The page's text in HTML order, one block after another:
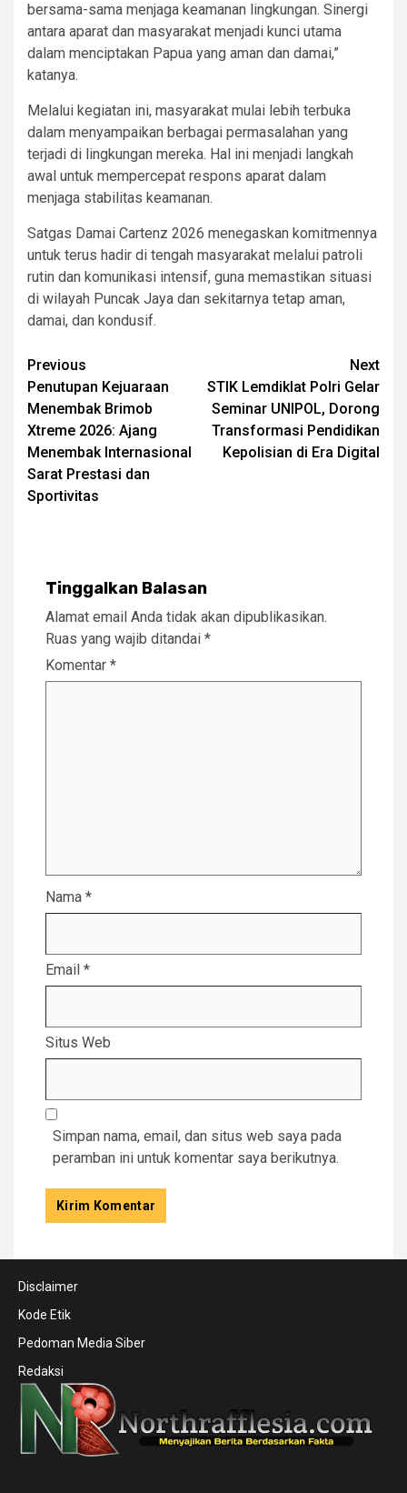
bersama-sama menjaga keamanan lingkungan. Sinergi
antara aparat dan masyarakat menjadi kunci utama
dalam menciptakan Papua yang aman dan damai,”
katanya.
Melalui kegiatan ini, masyarakat mulai lebih terbuka
dalam menyampaikan berbagai permasalahan yang
terjadi di lingkungan mereka. Hal ini menjadi langkah
awal untuk mempercepat respons aparat dalam
menjaga stabilitas keamanan.
Satgas Damai Cartenz 2026 menegaskan komitmennya
untuk terus hadir di tengah masyarakat melalui patroli
rutin dan komunikasi intensif, guna memastikan situasi
di wilayah Puncak Jaya dan sekitarnya tetap aman,
damai, dan kondusif.
Post
navigation
Previous
Penutupan Kejuaraan
Menembak Brimob
Xtreme 2026: Ajang
Menembak Internasional
Sarat Prestasi dan
Sportivitas
Next
STIK Lemdiklat Polri Gelar
Seminar UNIPOL, Dorong
Transformasi Pendidikan
Kepolisian di Era Digital
Tinggalkan Balasan
Alamat email Anda tidak akan dipublikasikan.
Ruas yang wajib ditandai *
Komentar *
Nama *
Email *
Situs Web
Simpan nama, email, dan situs web saya pada
peramban ini untuk komentar saya berikutnya.
Disclaimer
Kode Etik
Pedoman Media Siber
Redaksi